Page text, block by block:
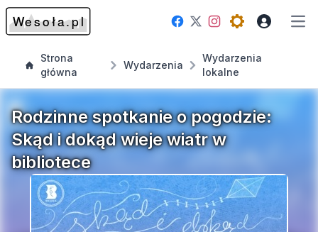
Facebook
TwitterInstagram
Open theme
Strona
główna
Wydarzenia
Wydarzenia
lokalne
Rodzinne spotkanie o pogodzie:
Skąd i dokąd wieje wiatr w
bibliotece